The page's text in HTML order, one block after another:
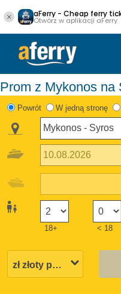
aFerry - Cheap ferry
Otwórz w aplikacji aFerry
Prom z Mykonos na
Powrót W jedną stronę
18+ < 18